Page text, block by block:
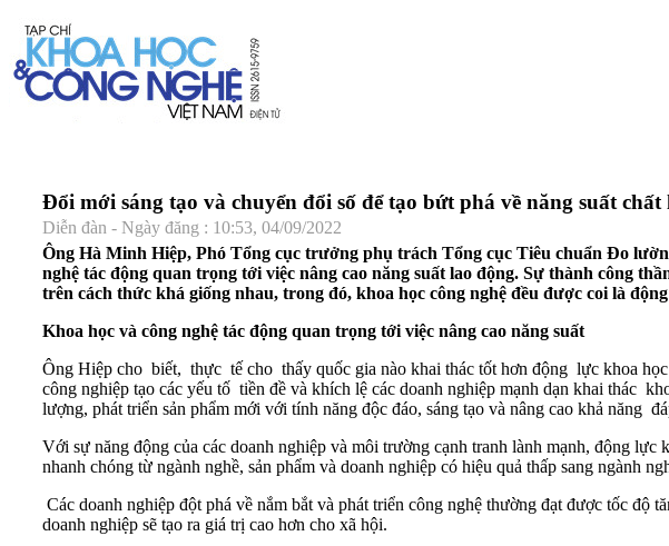
Đổi mới sáng tạo và chuyển đổi số để tạo bứt phá về năng suất
Diễn đàn - Ngày đăng : 10:53, 04/09/2022
Ông Hà Minh Hiệp, Phó Tổng cục trưởng phụ trách Tổng cục Tiêu chuẩn Đo
nghệ tác động quan trọng tới việc nâng cao năng suất lao động. Sự thành công
trên cách thức khá giống nhau, trong đó, khoa học công nghệ đều được coi là
Khoa học và công nghệ tác động quan trọng tới việc nâng cao năng suất
Ông Hiệp cho biết, thực tế cho thấy quốc gia nào khai thác tốt hơn động lực khoa
công nghiệp tạo các yếu tố tiền đề và khích lệ các doanh nghiệp mạnh dạn khai thác
lượng, phát triển sản phẩm mới với tính năng độc đáo, sáng tạo và nâng cao khả năng
Với sự năng động của các doanh nghiệp và môi trường cạnh tranh lành mạnh, động
nhanh chóng từ ngành nghề, sản phẩm và doanh nghiệp có hiệu quả thấp sang ngành
Các doanh nghiệp đột phá về nắm bắt và phát triển công nghệ thường đạt được tốc
doanh nghiệp sẽ tạo ra giá trị cao hơn cho xã hội.